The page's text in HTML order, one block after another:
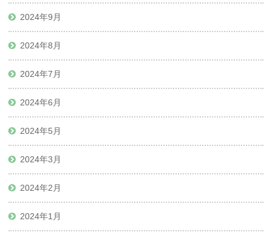
2024年9月
2024年8月
2024年7月
2024年6月
2024年5月
2024年3月
2024年2月
2024年1月